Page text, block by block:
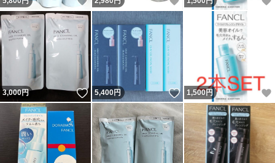
3,000円 いいね！
5,400円 いいね！
1,500円